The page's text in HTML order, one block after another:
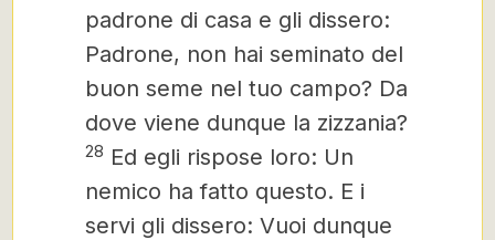
padrone di casa e gli dissero:
Padrone, non hai seminato del
buon seme nel tuo campo? Da
dove viene dunque la zizzania?
28 Ed egli rispose loro: Un
nemico ha fatto questo. E i
servi gli dissero: Vuoi dunque